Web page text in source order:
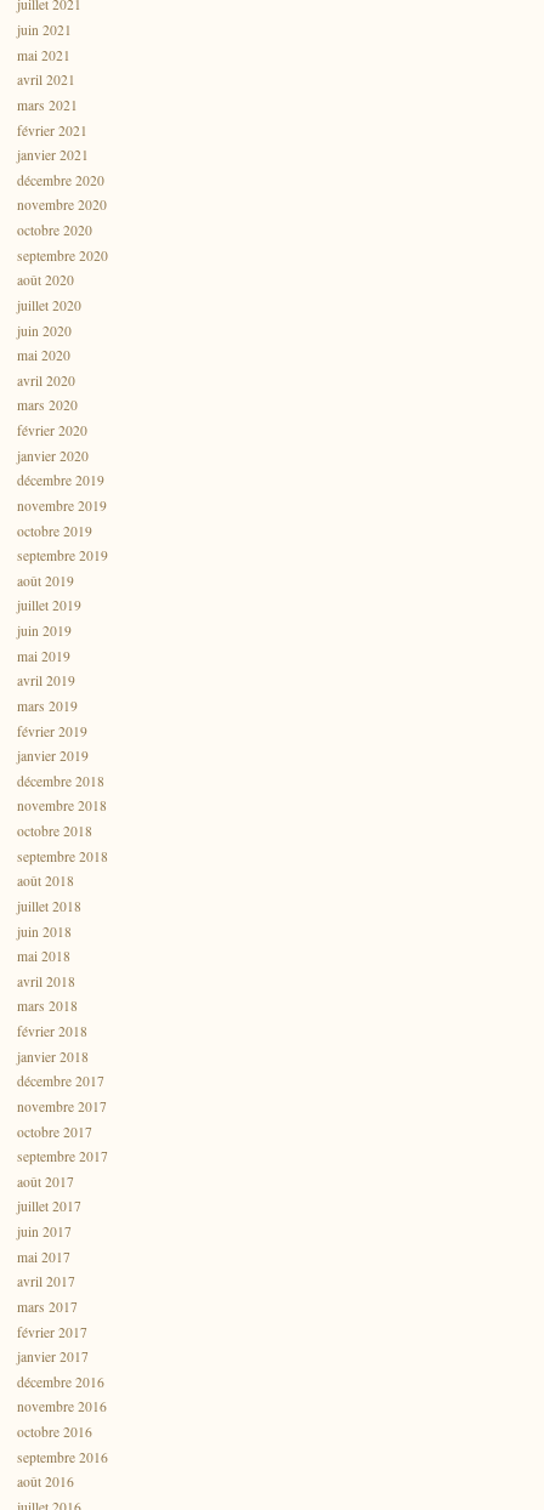
juillet 2021
juin 2021
mai 2021
avril 2021
mars 2021
février 2021
janvier 2021
décembre 2020
novembre 2020
octobre 2020
septembre 2020
août 2020
juillet 2020
juin 2020
mai 2020
avril 2020
mars 2020
février 2020
janvier 2020
décembre 2019
novembre 2019
octobre 2019
septembre 2019
août 2019
juillet 2019
juin 2019
mai 2019
avril 2019
mars 2019
février 2019
janvier 2019
décembre 2018
novembre 2018
octobre 2018
septembre 2018
août 2018
juillet 2018
juin 2018
mai 2018
avril 2018
mars 2018
février 2018
janvier 2018
décembre 2017
novembre 2017
octobre 2017
septembre 2017
août 2017
juillet 2017
juin 2017
mai 2017
avril 2017
mars 2017
février 2017
janvier 2017
décembre 2016
novembre 2016
octobre 2016
septembre 2016
août 2016